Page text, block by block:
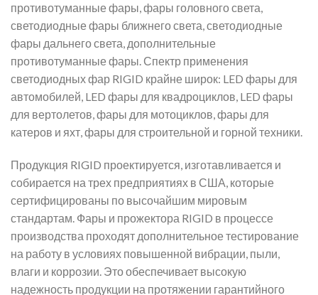
противотуманные фары, фары головного света,
светодиодные фары ближнего света, светодиодные
фары дальнего света, дополнительные
противотуманные фары. Спектр применения
светодиодных фар RIGID крайне широк: LED фары для
автомобилей, LED фары для квадроциклов, LED фары
для вертолетов, фары для мотоциклов, фары для
катеров и яхт, фары для строительной и горной техники.
Продукция RIGID проектируется, изготавливается и
собирается на трех предприятиях в США, которые
сертифицированы по высочайшим мировым
стандартам. Фары и прожектора RIGID в процессе
производства проходят дополнительное тестирование
на работу в условиях повышенной вибрации, пыли,
влаги и коррозии. Это обеспечивает высокую
надежность продукции на протяжении гарантийного